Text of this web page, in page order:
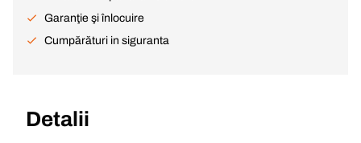
Garanţie şi înlocuire
Cumpărături in siguranta
Detalii